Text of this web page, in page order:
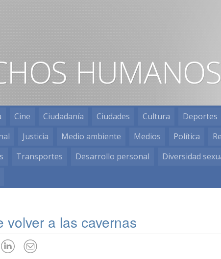
Cine Ciudadanía Ciudades Cultura Deportes
Justicia Medio ambiente Medios Política
Transportes Desarrollo personal Diversidad
volver a las cavernas